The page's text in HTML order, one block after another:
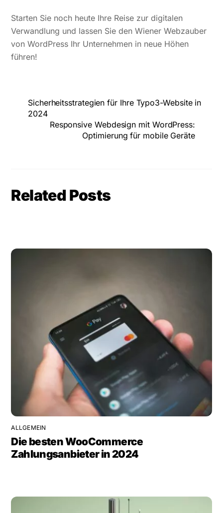
Starten Sie noch heute Ihre Reise zur digitalen
Verwandlung und lassen Sie den Wiener Webzauber
von WordPress Ihr Unternehmen in neue Höhen
führen!
Sicherheitsstrategien für Ihre Typo3-Website in
2024
Responsive Webdesign mit WordPress:
Optimierung für mobile Geräte
Related Posts
ALLGEMEIN
Die besten WooCommerce
Zahlungsanbieter in 2024